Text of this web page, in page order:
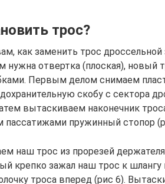
трос?
как заменить трос
нужна отвертка (плоская), новый
Первым делом снимаем
скобу с сектора
вытаскиваем наконечник
пассатижами пружинный стопор
наш трос из прорезей
крепко зажал наш трос к шлангу
троса вперед (рис 6).